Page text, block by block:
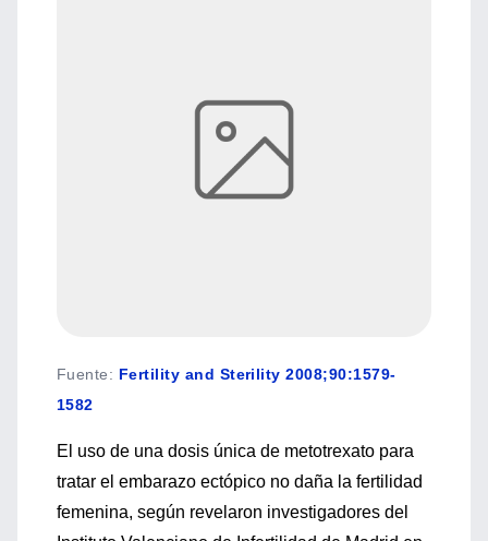
Fuente: Fertility and Sterility 2008;90:1579-
1582
El uso de una dosis única de metotrexato para
tratar el embarazo ectópico no daña la fertilidad
femenina, según revelaron investigadores del